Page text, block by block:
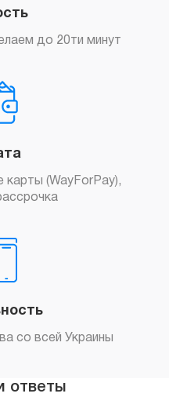
до 20ти минут
карты (WayForPay),
со всей Украины
ответы